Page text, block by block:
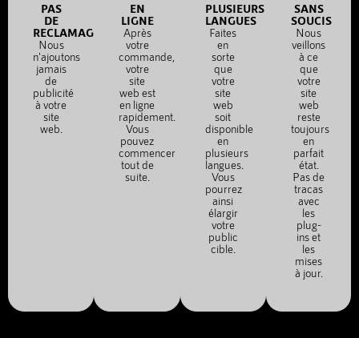
PAS
DE
RECLAMAGE
Nous
n'ajoutons
jamais
de
publicité
à votre
site
web.
EN
LIGNE
Après
votre
commande,
votre
site
web est
en ligne
rapidement.
Vous
pouvez
commencer
tout de
suite.
PLUSIEURS
LANGUES
Faites
en
sorte
que
votre
site
web
soit
disponible
en
plusieurs
langues.
Vous
pourrez
ainsi
élargir
votre
public
cible.
SANS
SOUCIS
Nous
veillons
à ce
que
votre
site
web
reste
toujours
en
parfait
état.
Pas de
tracas
avec
les
plug-
ins et
les
mises
à jour.